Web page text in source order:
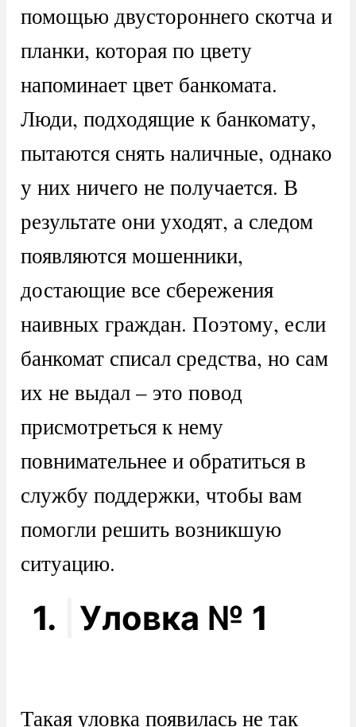
помощью двустороннего скотча и
планки, которая по цвету
напоминает цвет банкомата.
Люди, подходящие к банкомату,
пытаются снять наличные, однако
у них ничего не получается. В
результате они уходят, а следом
появляются мошенники,
достающие все сбережения
наивных граждан. Поэтому, если
банкомат списал средства, но сам
их не выдал – это повод
присмотреться к нему
повнимательнее и обратиться в
службу поддержки, чтобы вам
помогли решить возникшую
ситуацию.
1. Уловка № 1
Такая уловка появилась не так